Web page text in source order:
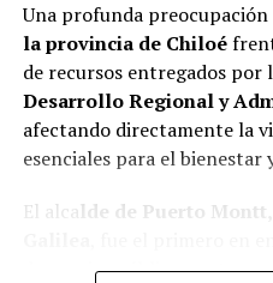
Una profunda
la provincia de Chiloé
de recursos entregados por
Desarrollo Regional y
afectando directamente la
esenciales para el bienestar
El alca lde de Puerto
denunciar públicamente